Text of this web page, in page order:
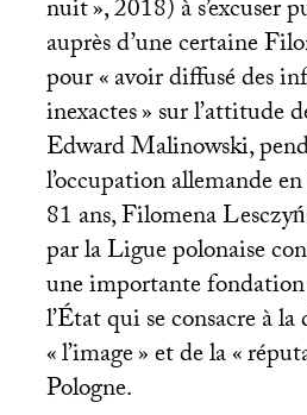
nuit», 2018) à s’excuser
auprès d’une certaine
pour «avoir diffusé des
inexactes» sur l’attitude
Edward Malinowski,
l’occupation allemande
81 ans, Filomena
par la Ligue polonaise
une importante
l’État qui se consacre à la
«l’image» et de la «
Pologne.